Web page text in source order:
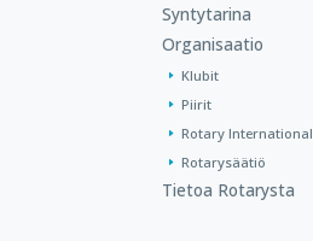
Syntytarina
Organisaatio
Klubit
Piirit
Rotary International
Rotarysäätiö
Tietoa Rotarysta